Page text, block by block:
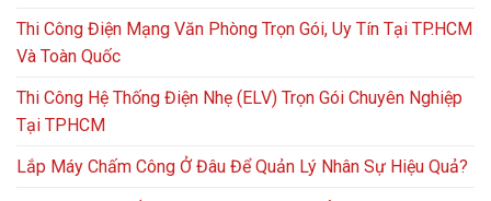
Thi Công Điện Mạng Văn Phòng Trọn Gói, Uy Tín Tại TP.HCM
Và Toàn Quốc
Thi Công Hệ Thống Điện Nhẹ (ELV) Trọn Gói Chuyên Nghiệp
Tại TPHCM
Lắp Máy Chấm Công Ở Đâu Để Quản Lý Nhân Sự Hiệu Quả?